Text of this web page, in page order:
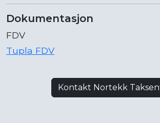
Dokumentasjon
FDV
Tupla FDV
Kontakt Nortekk